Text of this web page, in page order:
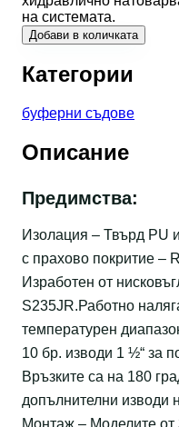
на системата.
Добави в количката
Категории
буферни съдове
Описание
Предимства:
Изолация – Твърд PU
с прахово покритие –
Изработен от
S235JR.Работно
температурен
10 бр. изводи 1 ½“ за
Връзките са на 180
допълнителни изводи